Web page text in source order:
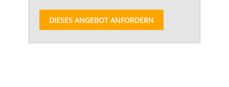
DIESES ANGEBOT ANFORDERN